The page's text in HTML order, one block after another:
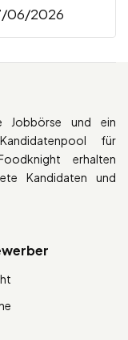
06/2026
Jobbörse und ein
für
erhalten
Kandidaten und